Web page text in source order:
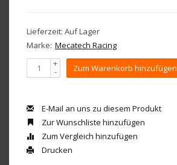
Lieferzeit: Auf Lager
Marke: Mecatech Racing
+
- Zum Warenkorb hinzufügen
E-Mail an uns zu diesem Produkt
Zur Wunschliste hinzufügen
Zum Vergleich hinzufügen
Drucken